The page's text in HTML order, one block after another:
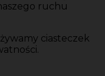
ruchu
ciasteczek